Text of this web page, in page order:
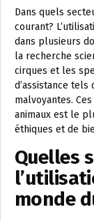
Dans quels
courant?
dans plusieurs
la recherche
cirques et les
d’assistance
malvoyantes.
animaux est le
éthiques et de
Quelles
monde